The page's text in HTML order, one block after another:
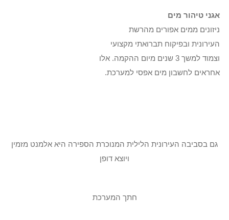
אגני טיהור מים
ניזונים ממים אפורים מהרשת
העירונית ובפיקוח תברואתי מקצועי
וצמוד למשך 3 שנים מיום ההקמה. אלו
אחראים לחשבון מים אפסי למערכת.
גם בסביבה העירונית הלילית המנוכרת הספירה היא אלמנט מזמין
ויוצא דופן
חתך המערכת